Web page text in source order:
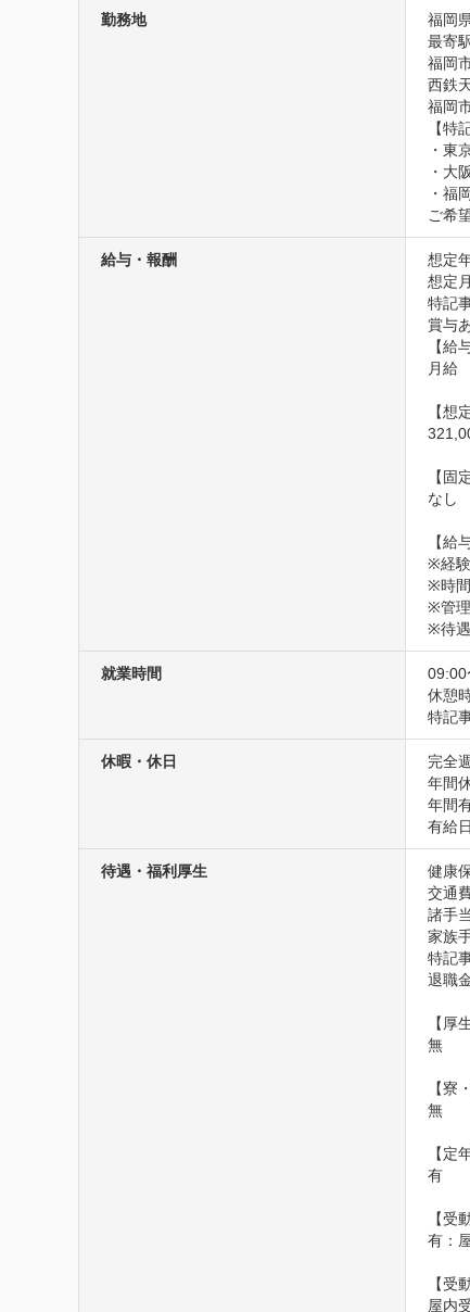
勤務地
福岡
最寄
福岡
西鉄
福岡
【特
・東
・大
・福
ご希
給与・報酬
想定
想定
特記
賞与
【給
月給
【想
【固
なし
【給
※経験
※時間
※管理
※待遇
就業時間
09:00
休憩
特記
休暇・休日
完全
年間
年間
有給
待遇・福利厚生
健康
交通
諸手
家族
特記
退職
【厚
無
【寮
無
【定
有
【受
有：
【受
屋内